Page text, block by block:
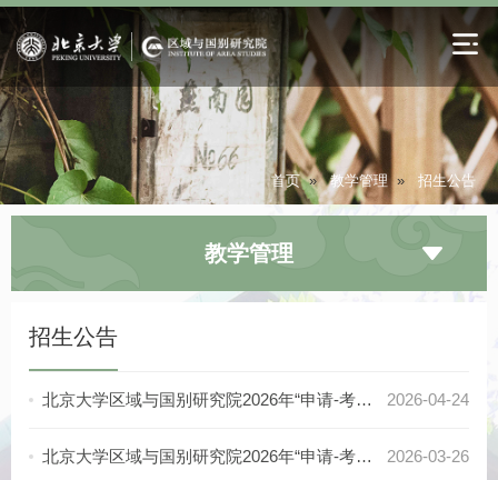
首页 » 教学管理 » 招生公告
教学管理
招生公告
2026-04-24
北京大学区域与国别研究院2026年“申请-考核制”博士研究生招生拟录取名单公示
2026-03-26
北京大学区域与国别研究院2026年“申请-考核制”博士研究生招生复试面试名单